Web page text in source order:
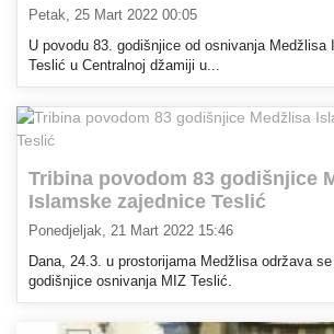
Petak, 25 Mart 2022 00:05
U povodu 83. godišnjice od osnivanja Medžlisa
Teslić u Centralnoj džamiji u...
Tribina povodom 83 godišnjice
Islamske zajednice Teslić
Ponedjeljak, 21 Mart 2022 15:46
Dana, 24.3. u prostorijama Medžlisa održava
godišnjice osnivanja MIZ Teslić.